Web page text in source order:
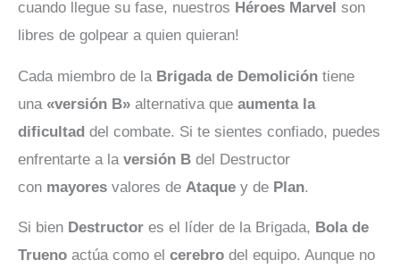
cuando llegue su fase, nuestros Héroes Marvel son
libres de golpear a quien quieran!
Cada miembro de la Brigada de Demolición tiene
una «versión B» alternativa que aumenta la
dificultad del combate. Si te sientes confiado, puedes
enfrentarte a la versión B del Destructor
con mayores valores de Ataque y de Plan.
Si bien Destructor es el líder de la Brigada, Bola de
Trueno actúa como el cerebro del equipo. Aunque no